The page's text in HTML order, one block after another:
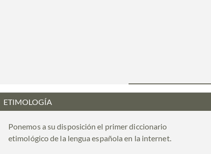
ETIMOLOGÍA
Ponemos a su disposición el primer diccionario
etimológico de la lengua española en la internet.